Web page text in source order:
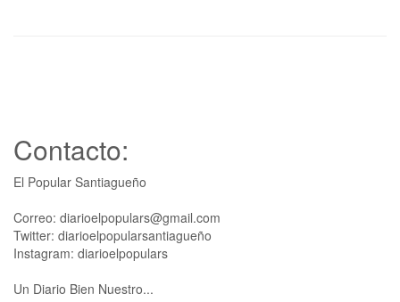
Contacto:
El Popular Santiagueño
Correo: diarioelpopulars@gmail.com
Twitter: diarioelpopularsantiagueño
Instagram: diarioelpopulars
Un Diario Bien Nuestro...